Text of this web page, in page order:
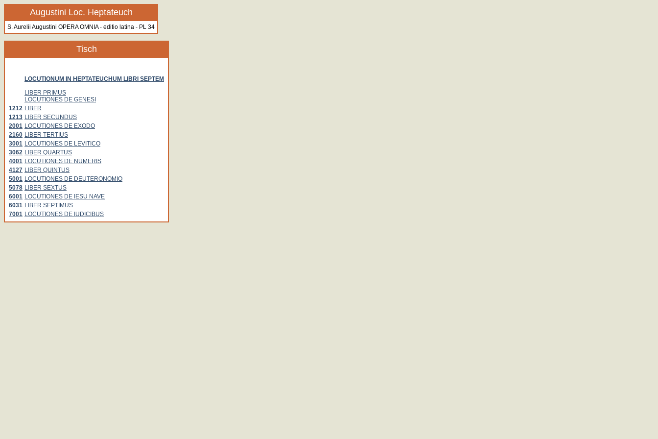
Augustini Loc. Heptateuch
S. Aurelii Augustini OPERA OMNIA - editio latina - PL 34
Tisch
LOCUTIONUM IN HEPTATEUCHUM LIBRI SEPTEM
LIBER PRIMUS
LOCUTIONES DE GENESI
1212 LIBER
1213 LIBER SECUNDUS
2001 LOCUTIONES DE EXODO
2160 LIBER TERTIUS
3001 LOCUTIONES DE LEVITICO
3062 LIBER QUARTUS
4001 LOCUTIONES DE NUMERIS
4127 LIBER QUINTUS
5001 LOCUTIONES DE DEUTERONOMIO
5078 LIBER SEXTUS
6001 LOCUTIONES DE IESU NAVE
6031 LIBER SEPTIMUS
7001 LOCUTIONES DE IUDICIBUS